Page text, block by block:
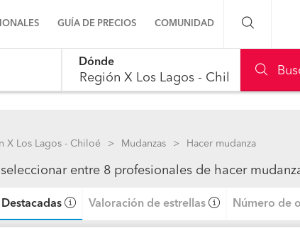
GUÍA DE PRECIOS COMUNIDAD
Preguntas a la
Galería de fotos
Procenter
Dónde
X Los Lagos - Chiloé Mudanzas Hacer mudanza
seleccionar entre 8 profesionales de hacer
Destacadas Valoración de estrellas Número de